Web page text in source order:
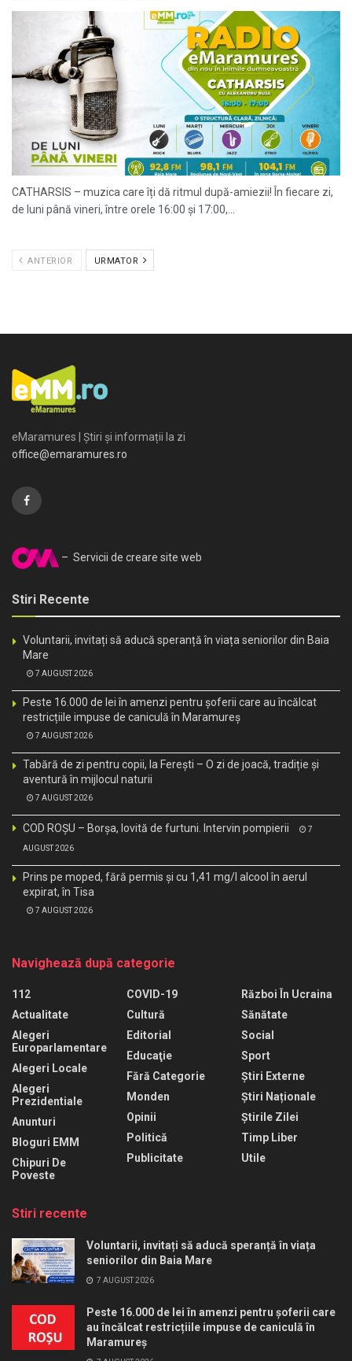
CATHARSIS – muzica care îți dă ritmul după-amiezii! În fiecare zi,
de luni până vineri, între orele 16:00 și 17:00,...
ANTERIOR URMATOR
eMaramures | Știri și informații la zi
office@emaramures.ro
– Servicii de creare site web
Stiri Recente
Voluntarii, invitați să aducă speranță în viața seniorilor din Baia
Mare
7 AUGUST 2026
Peste 16.000 de lei în amenzi pentru șoferii care au încălcat
restricțiile impuse de caniculă în Maramureș
7 AUGUST 2026
Tabără de zi pentru copii, la Ferești – O zi de joacă, tradiție și
aventură în mijlocul naturii
7 AUGUST 2026
COD ROȘU – Borșa, lovită de furtuni. Intervin pompierii 7
AUGUST 2026
Prins pe moped, fără permis și cu 1,41 mg/l alcool în aerul
expirat, în Tisa
7 AUGUST 2026
Navighează după categorie
112
Actualitate
Alegeri
Europarlamentare
Alegeri Locale
Alegeri
Prezidentiale
Anunturi
Bloguri EMM
Chipuri De
Poveste
COVID-19
Cultură
Editorial
Educaţie
Fără Categorie
Monden
Opinii
Politică
Publicitate
Război În Ucraina
Sănătate
Social
Sport
Știri Externe
Știri Naționale
Știrile Zilei
Timp Liber
Utile
Stiri recente
Voluntarii, invitați să aducă speranță în viața
seniorilor din Baia Mare
7 AUGUST 2026
Peste 16.000 de lei în amenzi pentru șoferii care
au încălcat restricțiile impuse de caniculă în
Maramureș